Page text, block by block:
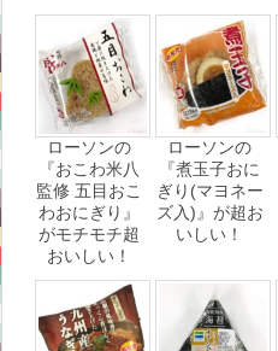
ローソンの
『おこわ米八
監修 五目おこ
わおにぎり』
がモチモチ超
おいしい！
ローソンの
『煮玉子おに
ぎり(マヨネー
ズ入)』が超お
いしい！